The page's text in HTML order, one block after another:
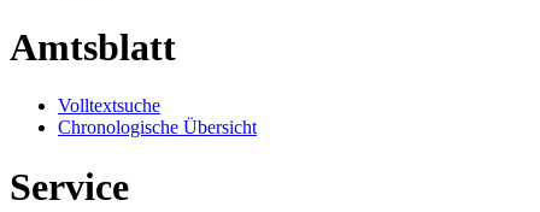
Amtsblatt
Volltextsuche
Chronologische Übersicht
Service